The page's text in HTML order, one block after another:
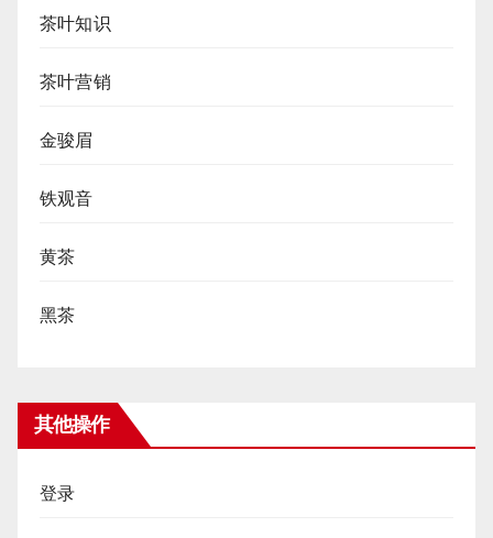
茶叶知识
茶叶营销
金骏眉
铁观音
黄茶
黑茶
其他操作
登录